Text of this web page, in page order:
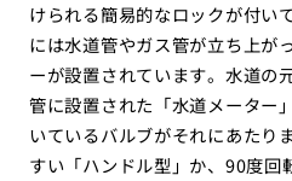
けられる簡易的なロックが付い
には水道管やガス管が立ち上が
ーが設置されています。水道の
管に設置された「水道メーター
いているバルブがそれにあたり
すい「ハンドル型」か、90度回